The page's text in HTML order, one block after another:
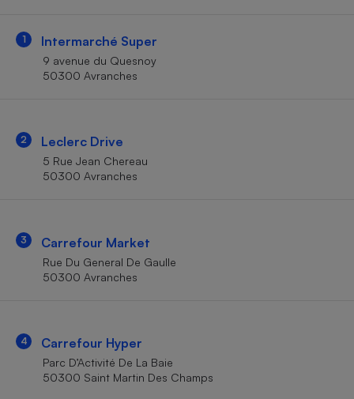
1 Intermarché Super
9 avenue du Quesnoy
50300 Avranches
2 Leclerc Drive
5 Rue Jean Chereau
50300 Avranches
3 Carrefour Market
Rue Du General De Gaulle
50300 Avranches
4 Carrefour Hyper
Parc D’Activité De La Baie
50300 Saint Martin Des Champs